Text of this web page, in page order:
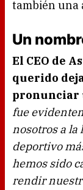
también una
Un
El CEO de
querido
pronunciar
fue
nosotros a
deportivo
hemos sido
rendir